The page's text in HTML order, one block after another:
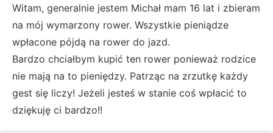
Witam, generalnie jestem Michał mam 16 lat i zbieram
na mój wymarzony rower. Wszystkie pieniądze
wpłacone pójdą na rower do jazd.
Bardzo chciałbym kupić ten rower ponieważ rodzice
nie mają na to pieniędzy. Patrząc na zrzutkę każdy
gest się liczy! Jeżeli jesteś w stanie coś wpłacić to
dziękuję ci bardzo!!